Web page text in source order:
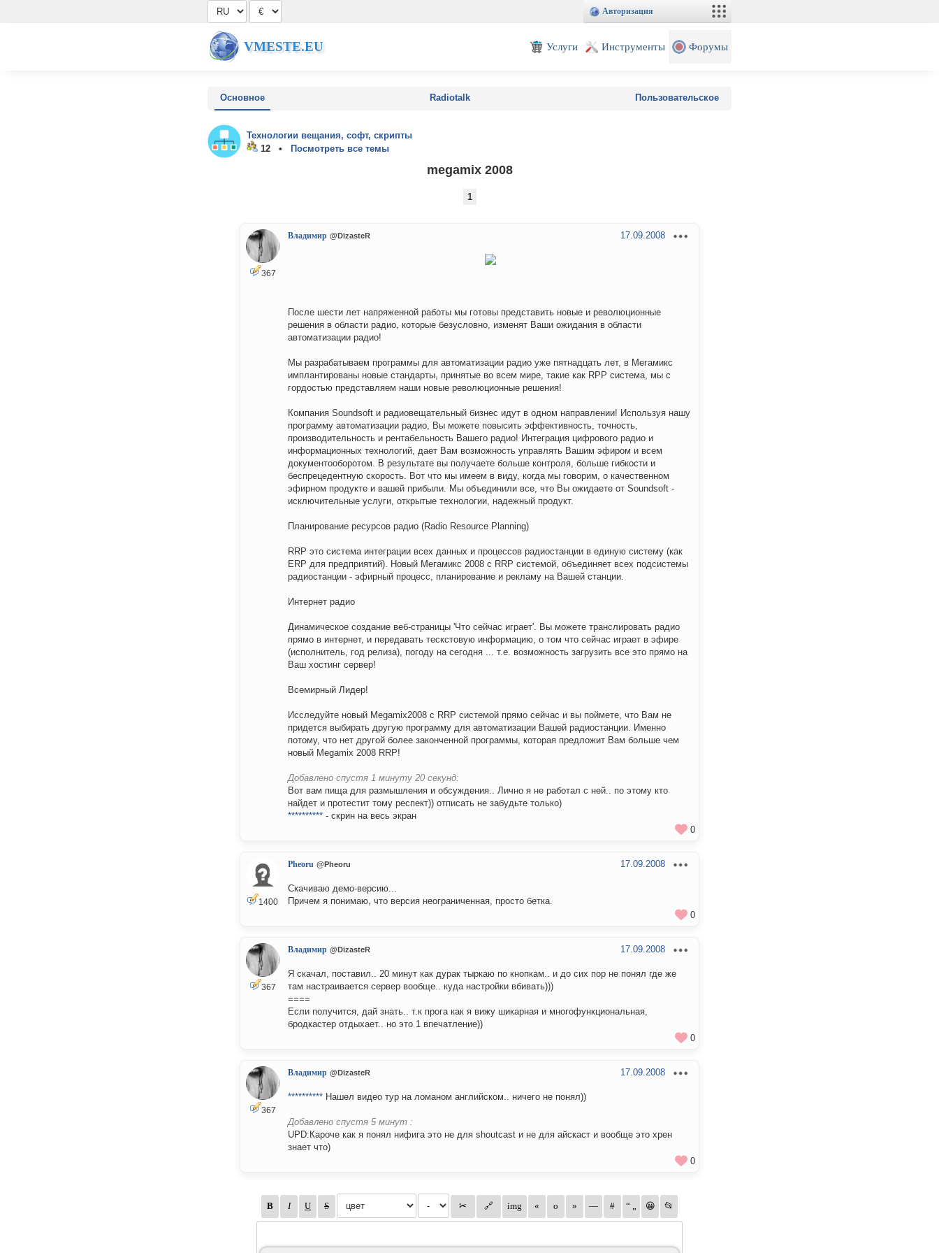
Авторизация
VMESTE.EU Услуги Инструменты Форумы
Основное Radiotalk Пользовательское
Технологии вещания, софт, скрипты
12 •
Посмотреть все темы
megamix 2008
1
367
Владимир @DizasteR 17.09.2008
После шести лет напряженной работы мы готовы представить новые и революционные
решения в области радио, которые безусловно, изменят Ваши ожидания в области
автоматизации радио!
Мы разрабатываем программы для автоматизации радио уже пятнадцать лет, в Мегамикс
имплантированы новые стандарты, принятые во всем мире, такие как RPP система, мы с
гордостью представляем наши новые революционные решения!
Компания Soundsoft и радиовещательный бизнес идут в одном направлении! Используя нашу
программу автоматизации радио, Вы можете повысить эффективность, точность,
производительность и рентабельность Вашего радио! Интеграция цифрового радио и
информационных технологий, дает Вам возможность управлять Вашим эфиром и всем
документооборотом. В результате вы получаете больше контроля, больше гибкости и
беспрецедентную скорость. Вот что мы имеем в виду, когда мы говорим, о качественном
эфирном продукте и вашей прибыли. Мы объединили все, что Вы ожидаете от Soundsoft -
исключительные услуги, открытые технологии, надежный продукт.
Планирование ресурсов радио (Radio Resource Planning)
RRP это система интеграции всех данных и процессов радиостанции в единую систему (как
ERP для предприятий). Новый Мегамикс 2008 с RRP системой, объединяет всех подсистемы
радиостанции - эфирный процесс, планирование и рекламу на Вашей станции.
Интернет радио
Динамическое создание веб-страницы 'Что сейчас играет'. Вы можете транслировать радио
прямо в интернет, и передавать тескстовую информацию, о том что сейчас играет в эфире
(исполнитель, год релиза), погоду на сегодня ... т.е. возможность загрузить все это прямо на
Ваш хостинг сервер!
Всемирный Лидер!
Исследуйте новый Megamix2008 с RRP системой прямо сейчас и вы поймете, что Вам не
придется выбирать другую программу для автоматизации Вашей радиостанции. Именно
потому, что нет другой более законченной программы, которая предложит Вам больше чем
новый Megamix 2008 RRP!
Добавлено спустя 1 минуту 20 секунд:
Вот вам пища для размышления и обсуждения.. Лично я не работал с ней.. по этому кто
найдет и протестит тому респект)) отписать не забудьте только)
********** - скрин на весь экран
0
1400
Pheoru @Pheoru 17.09.2008
Скачиваю демо-версию...
Причем я понимаю, что версия неограниченная, просто бетка.
0
367
Владимир @DizasteR 17.09.2008
Я скачал, поставил.. 20 минут как дурак тыркаю по кнопкам.. и до сих пор не понял где же
там настраивается сервер вообще.. куда настройки вбивать)))
====
Если получится, дай знать.. т.к прога как я вижу шикарная и многофункциональная,
бродкастер отдыхает.. но это 1 впечатление))
0
367
Владимир @DizasteR 17.09.2008
********** Нашел видео тур на ломаном английском.. ничего не понял))
Добавлено спустя 5 минут :
UPD:Кароче как я понял нифига это не для shoutcast и не для айскаст и вообще это хрен
знает что)
0